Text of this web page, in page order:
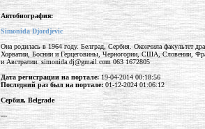
Автобиография:
Simonida Djordjevic
Она родилась в 1964 году. Белград, Сербия. Окончила факультет
Хорватии, Боснии и Герцеговины, Черногории, США, Словении,
и Австралии. simonida.dj@gmail.com 063 1672805
Дата регистрации на портале:19-04-2014 00:18:56
Последний раз был на портале:01-12-2024 01:06:12
Сербия, Belgrade
---